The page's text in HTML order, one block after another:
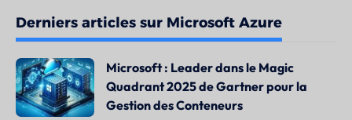
Derniers articles sur Microsoft Azure
Microsoft : Leader dans le Magic
Quadrant 2025 de Gartner pour la
Gestion des Conteneurs